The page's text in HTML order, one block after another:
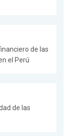
de las
el Perú
de las